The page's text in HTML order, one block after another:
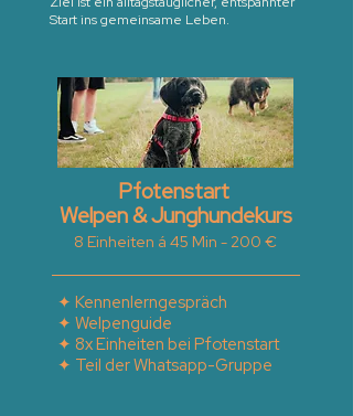
Start ins gemeinsame Leben.
Pfotenstart
Welpen & Junghundekurs
8 Einheiten á 45 Min - 200 €
✦ Kennenlerngespräch
✦ Welpenguide
✦ 8x Einheiten bei Pfotenstart
✦ Teil der Whatsapp-Gruppe